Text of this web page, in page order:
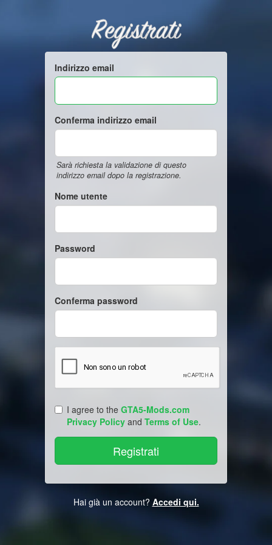
Registrati
Indirizzo email
Conferma indirizzo email
Sarà richiesta la validazione di questo
indirizzo email dopo la registrazione.
Nome utente
Password
Conferma password
I agree to the GTA5-Mods.com
Privacy Policy and Terms of Use.
Hai già un account? Accedi qui.